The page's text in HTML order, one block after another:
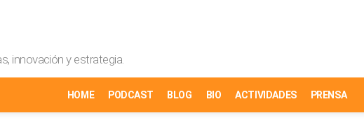
innovación y estrategia.
HOME PODCAST BLOG BIO ACTIVIDADES PRENSA